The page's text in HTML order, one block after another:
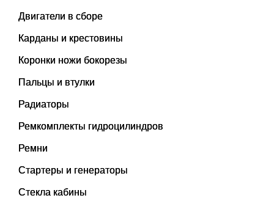
Двигатели в сборе
Карданы и крестовины
Коронки ножи бокорезы
Пальцы и втулки
Радиаторы
Ремкомплекты гидроцилиндров
Ремни
Стартеры и генераторы
Стекла кабины